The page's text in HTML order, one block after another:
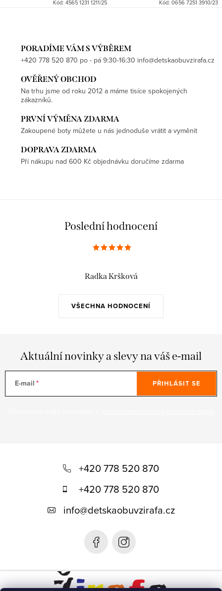
Kód: 4565 1231 1211/25 Kód: 0656 7251 3910/23
PORADÍME VÁM S VÝBĚREM
+420 778 520 870 po - pá 9:30-16:30 info@detskaobuvzirafa.cz
OVĚŘENÝ OBCHOD
Na trhu jsme od roku 2012 a máme tisíce spokojených
zákazníků.
PRVNÍ VÝMĚNA ZDARMA
Zakoupené boty můžete u nás jednoduše vrátit a vyměnit
DOPRAVA ZDARMA
Pří nákupu nad 600 Kč objednávku doručíme zdarma
Poslední hodnocení
VŠECHNA HODNOCENÍ
Radka Kršková
Aktuální novinky a slevy na váš e-mail
E-mail PŘIHLÁSIT SE
+420 778 520 870
+420 778 520 870
info@detskaobuvzirafa.cz